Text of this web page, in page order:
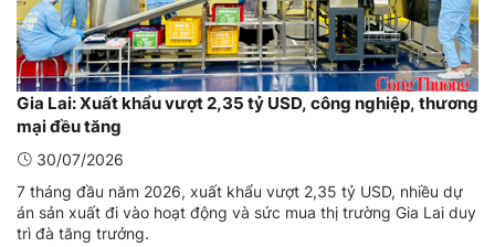
Gia Lai: Xuất khẩu vượt 2,35 tỷ USD, công nghiệp, thương
mại đều tăng
30/07/2026
7 tháng đầu năm 2026, xuất khẩu vượt 2,35 tỷ USD, nhiều dự
án sản xuất đi vào hoạt động và sức mua thị trường Gia Lai duy
trì đà tăng trưởng.